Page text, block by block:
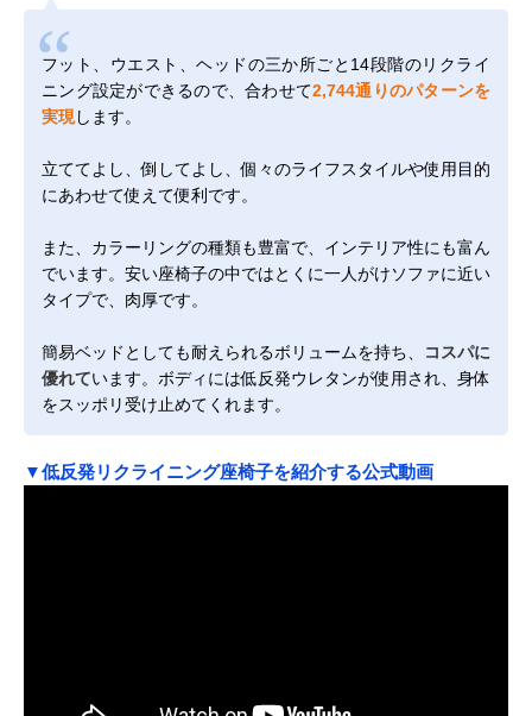
フット、ウエスト、ヘッドの三か所ごと14段階のリクライ
ニング設定ができるので、合わせて2,744通りのパターンを
実現します。
立ててよし、倒してよし、個々のライフスタイルや使用目的
にあわせて使えて便利です。
また、カラーリングの種類も豊富で、インテリア性にも富ん
でいます。安い座椅子の中ではとくに一人がけソファに近い
タイプで、肉厚です。
簡易ベッドとしても耐えられるボリュームを持ち、
コスパに
優れています。ボディには低反発ウレタンが使用され、身体
をスッポリ受け止めてくれます。
▼低反発リクライニング座椅子を紹介する公式動画